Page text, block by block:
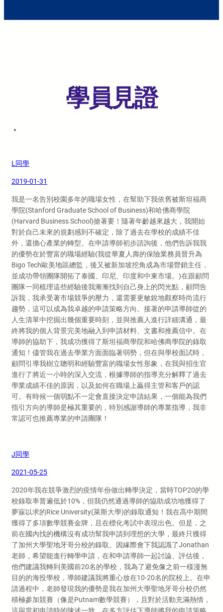
學員見證
L同學
2019-01-31
我是一名告別校園多年的職場女性，在幫助下我依舊被斯坦福商
學院(Stanford Graduate School of Business)和哈佛商學院
(Harvard Business School)搶著要！隨著年齡越來越大，我開始
對於自己未來的規劃感到不確定，除了過去在學校的成績不佳
外，還擔心產業的轉型。在申請導師初步諮詢後，他們告訴我我
的優勢在於豐富的職場經驗(我從華夏人壽的保險業務員晉升為
Bigo Tech歐美地區總監，後又被新加坡挖角成為市場營銷主任，
並成功帶領團隊開拓了泰國、印尼、印度和中東市場。)在跟顧問
團隊一同梳理這些經驗後我漸漸找到自己身上的閃光點，顧問告
訴我，我承受著市場競爭的壓力，還需要更敏銳地觀察時尚流行
趨勢，這可以成為我卓越的申請策略方向。接著的申請導師從的
人生清單中挖掘出幾個重要時刻，並與推薦人進行詳細溝通，最
終將我的個人背景完美地融入到申請材料、文書和推薦信中。在
導師的協助下，我成功獲得了斯坦福商學院和哈佛商學院的錄取
通知！儘管我在過去學業方面面臨著弱勢，但在與學校面試時，
顧問引導我樹立聰明和經驗豐富的職場女性形象，在我與招生官
進行了將近一小時的深入交流，根據導師的指導充分解釋了過去
學業成績不佳的原因，以及如何在職場上贏得主管和客戶的認
可。有時候一個弱點不一定會直接決定申請結果，一個能為我們
指引方向的導師是極其重要的，特別感謝導師的專業指導，我非
常認可也推薦專業的申請團隊！
J同學
2021-05-25
2020年我在競爭激烈的疫情年份做出轉學決定，當時TOP20的學
校錄取率普遍低於10%，但我仍然通過導師的協助成功地獲得了
夢寐以求的Rice University(萊斯大學)的錄取通知！我在高中期間
獲得了多項數學競賽金牌，且在標化考試中表現出色。但是，之
前在國內找的機構沒有成功幫我申請到理想的大學，最終只獲得
了加州大學聖地牙哥分校的錄取。因緣際會下我認識了Jonathan
老師，希望能進行轉學申請，在和申請導師一起討論、評估後，
他們建議我轉到美國前20名的學校，我為了避免像之前一樣漫無
目的的海投學校，導師建議我將重心放在10-20名的院校上。在申
請過程中，老師發現我的優勢是我在加州大學聖地牙哥分校仍然
積極參加競賽（像是Putnam數學競賽），且對於活動充滿熱情，